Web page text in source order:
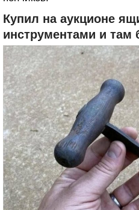
Купил на аукционе
инструментами и там